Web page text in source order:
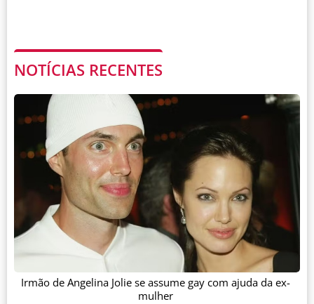
NOTÍCIAS RECENTES
Irmão de Angelina Jolie se assume gay com ajuda da ex-
mulher